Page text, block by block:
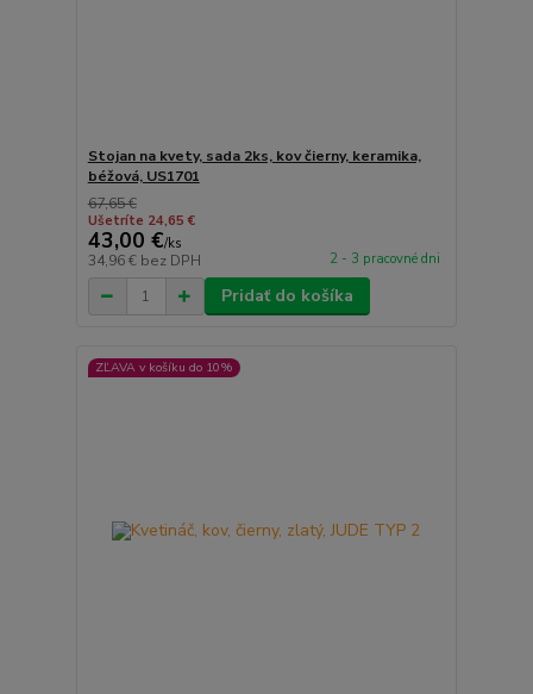
Stojan na kvety, sada 2ks, kov čierny, keramika,
béžová, US1701
67,65 €
Ušetríte 24,65 €
43,00 €/ks
34,96 € bez DPH 2 - 3 pracovné dni
Pridať do košíka
ZĽAVA v košíku do 10%